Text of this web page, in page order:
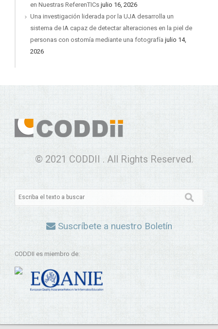
en Nuestras ReferenTICs julio 16, 2026
Una investigación liderada por la UJA desarrolla un
sistema de IA capaz de detectar alteraciones en la piel de
personas con ostomía mediante una fotografía julio 14,
2026
© 2021 CODDII . All Rights Reserved.
Suscríbete a nuestro Boletín
CODDII es miembro de: